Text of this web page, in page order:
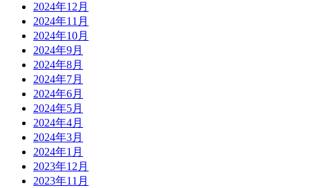
2024年12月
2024年11月
2024年10月
2024年9月
2024年8月
2024年7月
2024年6月
2024年5月
2024年4月
2024年3月
2024年1月
2023年12月
2023年11月